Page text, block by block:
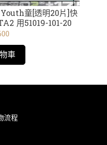
童[透明20片]快
用51019-101-20
車
流程